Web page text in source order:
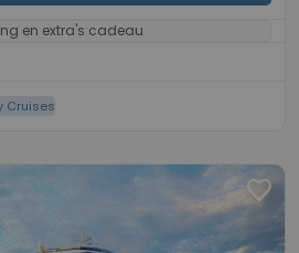
en extra's cadeau
Cruises
favorite